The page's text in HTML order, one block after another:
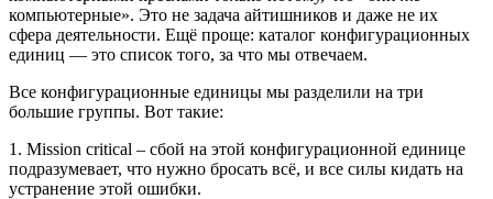
компьютерные». Это не задача айтишников и даже не их
сфера деятельности. Ещё проще: каталог конфигурационных
единиц — это список того, за что мы отвечаем.
Все конфигурационные единицы мы разделили на три
большие группы. Вот такие:
1. Mission critical – сбой на этой конфигурационной единице
подразумевает, что нужно бросать всё, и все силы кидать на
устранение этой ошибки.